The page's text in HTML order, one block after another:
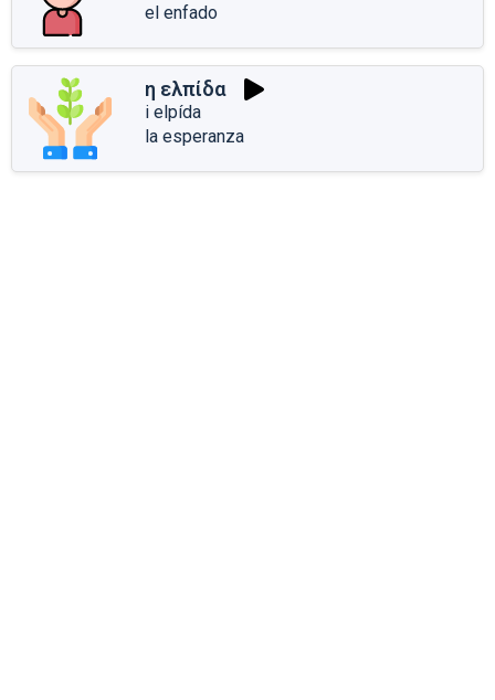
el enfado
η ελπίδα
i elpída
la esperanza